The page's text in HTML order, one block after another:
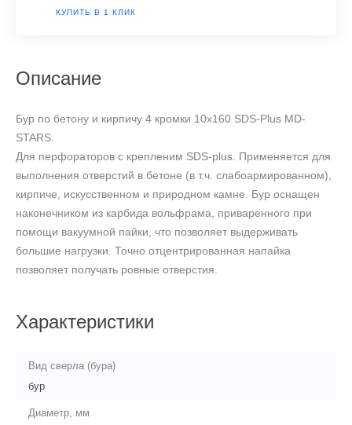
КУПИТЬ В 1 КЛИК
Описание
Бур по бетону и кирпичу 4 кромки 10х160 SDS-Plus MD-
STARS.
Для перфораторов с крепленим SDS-plus. Применяется для
выполнения отверстий в бетоне (в т.ч. слабоармированном),
кирпиче, искусственном и природном камне. Бур оснащен
наконечником из карбида вольфрама, приваренного при
помощи вакуумной пайки, что позволяет выдерживать
большие нагрузки. Точно отцентрированная напайка
позволяет получать ровные отверстия.
Характеристики
Вид сверла (бура)
бур
Диаметр, мм